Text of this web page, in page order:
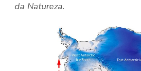
da Natureza.